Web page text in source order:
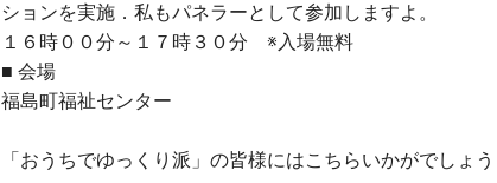
ションを実施．私もパネラーとして参加しますよ。
１６時００分～１７時３０分 ※入場無料
■ 会場
福島町福祉センター
「おうちでゆっくり派」の皆様にはこちらいかがでしょう